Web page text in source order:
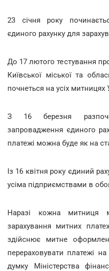
23 січня року
єдиного рахунку для
До 17 лютого тестування
Київської міської та
почнеться на усіх митницях
З 16 березня
запровадження єдиного
платежі можна буде як на
Із 16 квітня року єдиний
усіма підприємствами в
Наразі кожна митниця
зарахування митних
здійснює митне
перераховувати платежі
думку Міністерства